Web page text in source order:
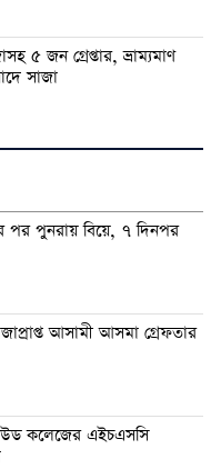
৫ জন গ্রেপ্তার, ভ্রাম্যমাণ
সাজা
পর পুনরায় বিয়ে, ৭ দিনপর
আসামী আসমা গ্রেফতার
কলেজের এইচএসসি